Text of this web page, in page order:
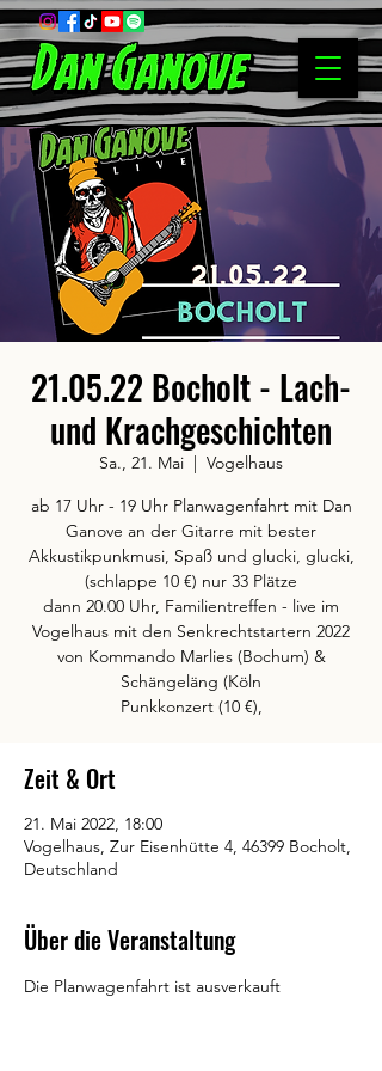
21.05.22 Bocholt - Lach-
und Krachgeschichten
Sa., 21. Mai
  |
Vogelhaus
ab 17 Uhr - 19 Uhr Planwagenfahrt mit Dan
Ganove an der Gitarre mit bester
Akkustikpunkmusi, Spaß und glucki, glucki,
(schlappe 10 €) nur 33 Plätze
dann 20.00 Uhr, Familientreffen - live im
Vogelhaus mit den Senkrechtstartern 2022
von Kommando Marlies (Bochum) &
Schängeläng (Köln
Punkkonzert (10 €),
Zeit & Ort
21. Mai 2022, 18:00
Vogelhaus, Zur Eisenhütte 4, 46399 Bocholt,
Deutschland
Über die Veranstaltung
Die Planwagenfahrt ist ausverkauft